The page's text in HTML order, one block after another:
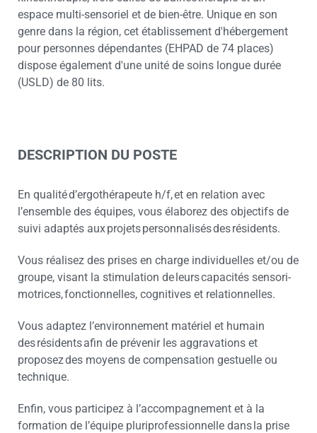
espace multi-sensoriel et de bien-être. Unique en son
genre dans la région, cet établissement d'hébergement
pour personnes dépendantes (EHPAD de 74 places)
dispose également d'une unité de soins longue durée
(USLD) de 80 lits.
DESCRIPTION DU POSTE
En qualité d’ergothérapeute h/f, et en relation avec
l’ensemble des équipes, vous élaborez des objectifs de
suivi adaptés aux projets personnalisés des résidents.
Vous réalisez des prises en charge individuelles et/ou de
groupe, visant la stimulation de leurs capacités sensori-
motrices, fonctionnelles, cognitives et relationnelles.
Vous adaptez l’environnement matériel et humain
des résidents afin de prévenir les aggravations et
proposez des moyens de compensation gestuelle ou
technique.
Enfin, vous participez à l’accompagnement et à la
formation de l’équipe pluriprofessionnelle dans la prise